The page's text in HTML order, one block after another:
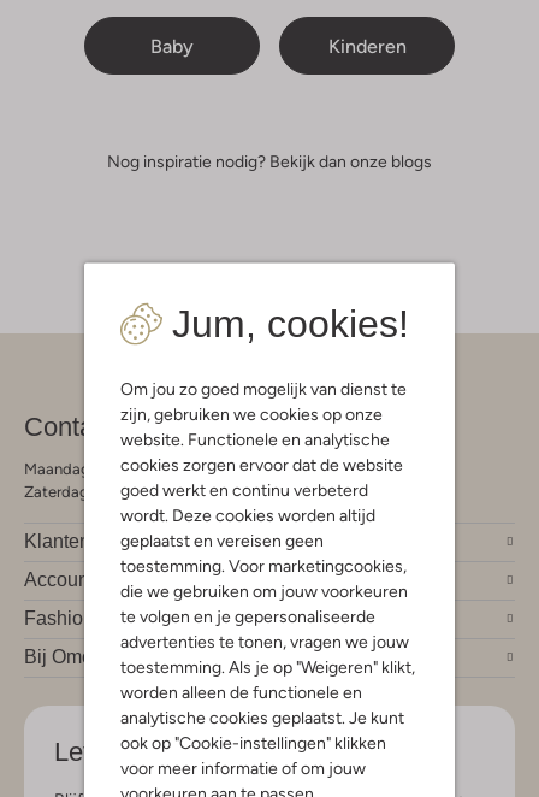
Jum, cookies!
Om jou zo goed mogelijk van dienst te
zijn, gebruiken we cookies op onze
website. Functionele en analytische
cookies zorgen ervoor dat de website
goed werkt en continu verbeterd
wordt. Deze cookies worden altijd
geplaatst en vereisen geen
toestemming. Voor marketingcookies,
die we gebruiken om jouw voorkeuren
te volgen en je gepersonaliseerde
advertenties te tonen, vragen we jouw
toestemming. Als je op "Weigeren" klikt,
worden alleen de functionele en
analytische cookies geplaatst. Je kunt
ook op "Cookie-instellingen" klikken
voor meer informatie of om jouw
voorkeuren aan te passen.
Baby Kinderen
Nog inspiratie nodig? Bekijk dan onze blogs
Contact
Maandag - Vrijdag 09:00 - 19:00 uur
Zaterdag 09:00 - 17:00 uur
Klantendienst
Account
Fashion trends
Bij Omoda
Let's stay in touch